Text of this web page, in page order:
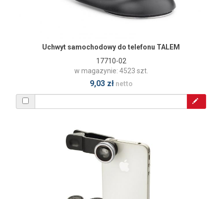
Uchwyt samochodowy do telefonu TALEM
17710-02
w magazynie: 4523 szt.
9,03 złnetto